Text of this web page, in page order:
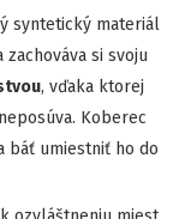
syntetický materiál
si svoju
, vďaka ktorej
Koberec
báť umiestniť ho do